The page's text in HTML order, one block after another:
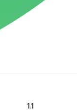
1.1